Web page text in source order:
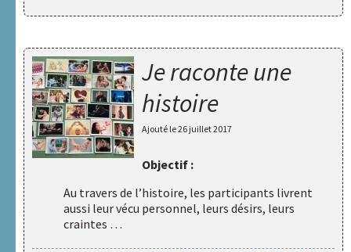
Je raconte une
histoire
Ajouté le26 juillet 2017
Objectif :
Au travers de l’histoire, les participants livrent
aussi leur vécu personnel, leurs désirs, leurs
craintes …